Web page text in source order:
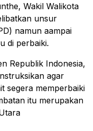
Wakil Walikota
unsur
namun aampai
di perbaiki.
Republik Indonesia,
agar
segera memperbaiki
itu merupakan